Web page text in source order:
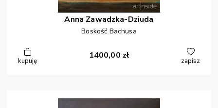
Anna Zawadzka-Dziuda
Boskość Bachusa
kupuję
1400,00 zł
zapisz